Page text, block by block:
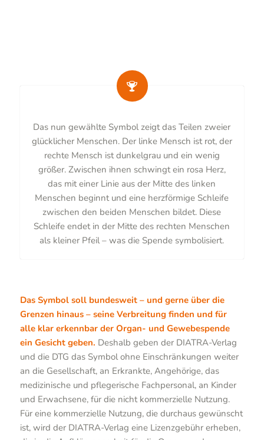
Das nun gewählte Symbol zeigt das Teilen zweier
glücklicher Menschen. Der linke Mensch ist rot, der
rechte Mensch ist dunkelgrau und ein wenig
größer. Zwischen ihnen schwingt ein rosa Herz,
das mit einer Linie aus der Mitte des linken
Menschen beginnt und eine herzförmige Schleife
zwischen den beiden Menschen bildet. Diese
Schleife endet in der Mitte des rechten Menschen
als kleiner Pfeil – was die Spende symbolisiert.
Das Symbol soll bundesweit – und gerne über die
Grenzen hinaus – seine Verbreitung finden und für
alle klar erkennbar der Organ- und Gewebespende
ein Gesicht geben. Deshalb geben der DIATRA-Verlag
und die DTG das Symbol ohne Einschränkungen weiter
an die Gesellschaft, an Erkrankte, Angehörige, das
medizinische und pflegerische Fachpersonal, an Kinder
und Erwachsene, für die nicht kommerzielle Nutzung.
Für eine kommerzielle Nutzung, die durchaus gewünscht
ist, wird der DIATRA-Verlag eine Lizenzgebühr erheben,